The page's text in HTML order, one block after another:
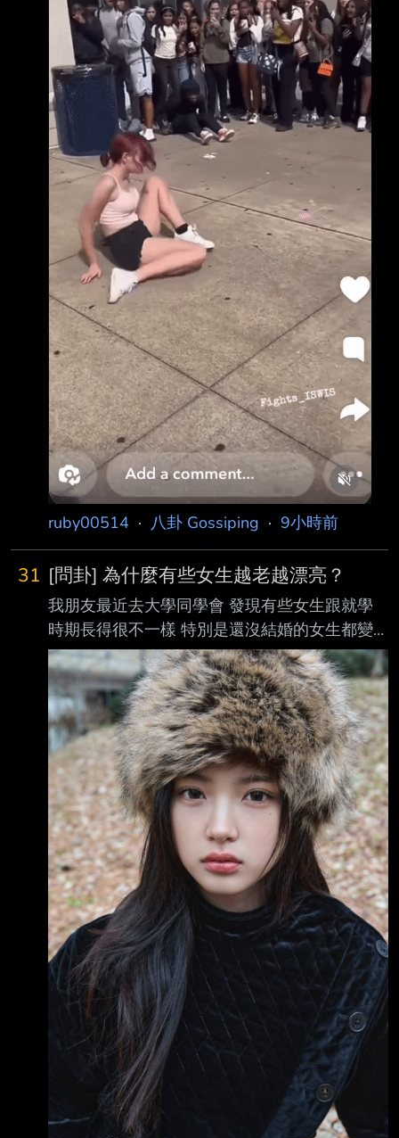
女的會直接被打死 有沒有這麼誇張？
http://i.imgur.com/bWnLTqg.jpg 看到下面有人
說 女生唯一能贏的 就只有這樣幾類會怕傷到妳
的 現實中男女差距原來這麼大？ 有沒有八卦？
-- 真假 男生優勢這麼大喔.. 怎你的說法跟大家不
一
ruby00514 · 八卦 Gossiping · 9小時前
31 [問卦] 為什麼有些女生越老越漂亮？
我朋友最近去大學同學會 發現有些女生跟就學
時期長得很不一樣 特別是還沒結婚的女生都變
漂亮很多 想問為什麼有些女生越老越漂亮？ --